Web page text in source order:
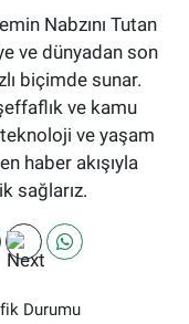
Nabzını Tutan
ve dünyadan son
biçimde sunar.
ve kamu
ve yaşam
haber akışıyla
sağlarız.
Durumu